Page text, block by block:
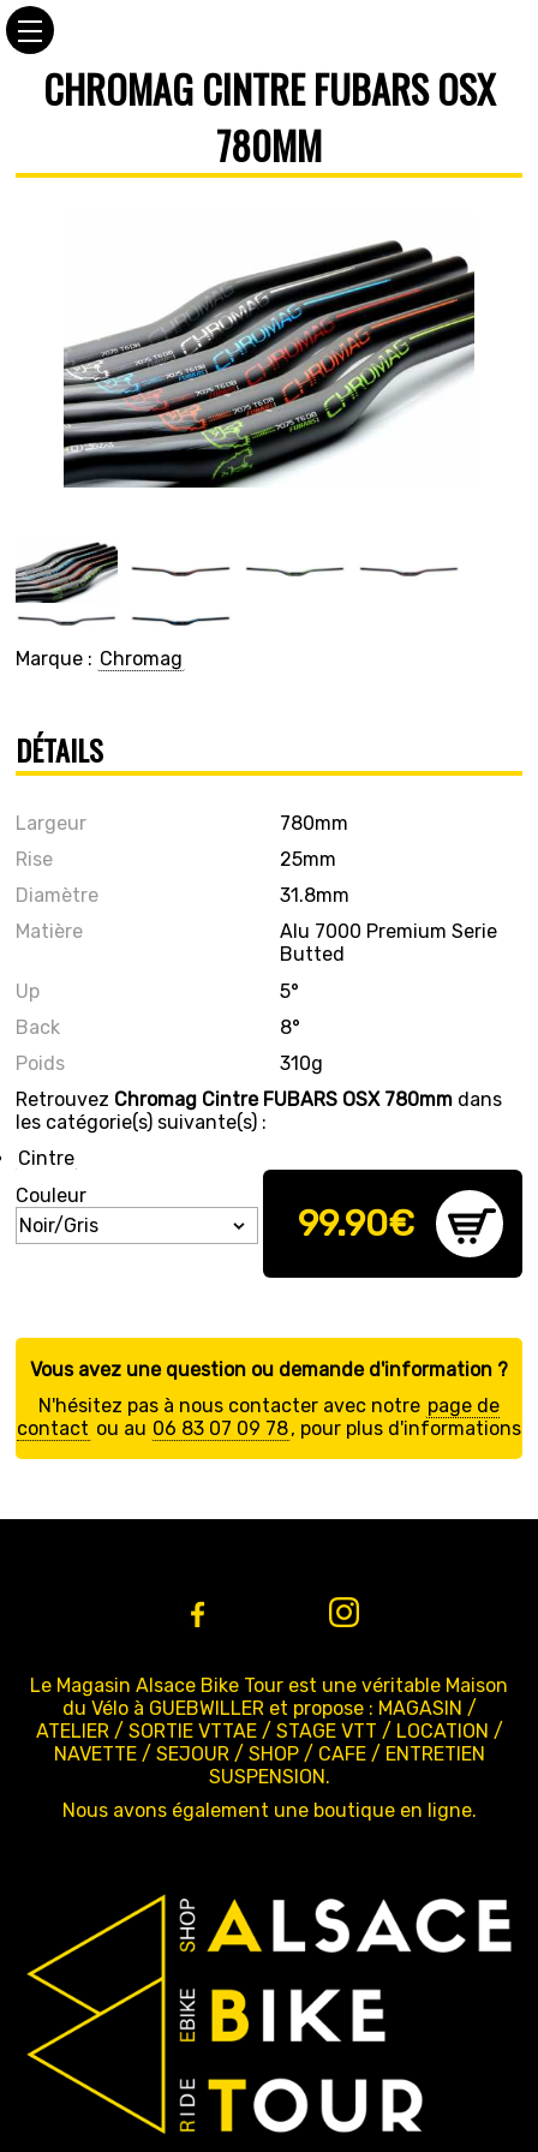
CHROMAG CINTRE FUBARS OSX
780MM
Marque : Chromag
DÉTAILS
Largeur
780mm
Rise
25mm
Diamètre
31.8mm
Matière
Alu 7000 Premium Serie
Butted
Up
5°
Back
8°
Poids
310g
Retrouvez Chromag Cintre FUBARS OSX 780mm dans
les catégorie(s) suivante(s) :
Cintre
Couleur
99.90€
Vous avez une question ou demande d'information ?
N'hésitez pas à nous contacter avec notre page de
contact ou au 06 83 07 09 78, pour plus d'informations
Le Magasin Alsace Bike Tour est une véritable Maison
du Vélo à GUEBWILLER et propose : MAGASIN /
ATELIER / SORTIE VTTAE / STAGE VTT / LOCATION /
NAVETTE / SEJOUR / SHOP / CAFE / ENTRETIEN
SUSPENSION.
Nous avons également une boutique en ligne.